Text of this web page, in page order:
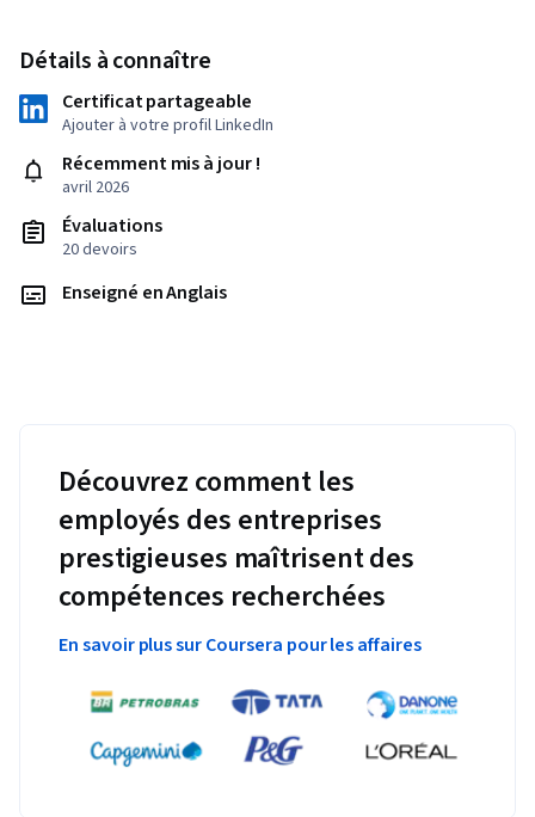
Détails à connaître
Certificat partageable
Ajouter à votre profil LinkedIn
Récemment mis à jour !
avril 2026
Évaluations
20 devoirs
Enseigné en Anglais
Découvrez comment les
employés des entreprises
prestigieuses maîtrisent des
compétences recherchées
En savoir plus sur Coursera pour les affaires